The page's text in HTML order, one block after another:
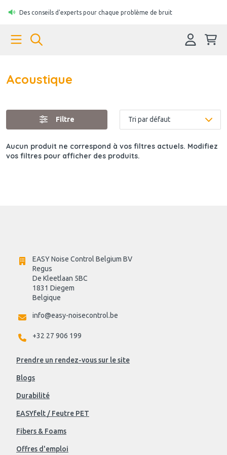
Des conseils d'experts pour chaque problème de bruit
Acoustique
Filtre
Aucun produit ne correspond à vos filtres actuels. Modifiez
vos filtres pour afficher des produits.
EASY Noise Control Belgium BV
Regus
De Kleetlaan 5BC
1831 Diegem
Belgique
info@easy-noisecontrol.be
+32 27 906 199
Prendre un rendez-vous sur le site
Blogs
Durabilité
EASYfelt / Feutre PET
Fibers & Foams
Offres d'emploi